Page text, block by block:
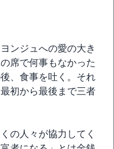
ンジュへの愛の大き
席で何事もなかった
、食事を吐く。それ
初から最後まで三者
の人々が協力してく